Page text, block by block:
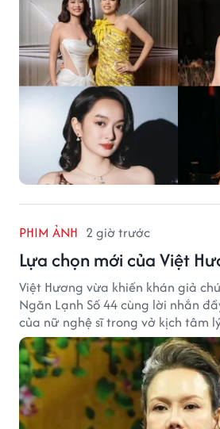
PHIM ẢNH 2 giờ trước
Lựa chọn mới của Việt
Việt Hương vừa khiến khán giả
Ngăn Lạnh Số 44 cùng lời nhắn
của nữ nghệ sĩ trong vở kịch tâm
được nhiều quan tâm từ công